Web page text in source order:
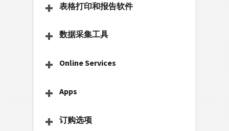
表格打印和报告软件
数据采集工具
Online Services
Apps
订购选项